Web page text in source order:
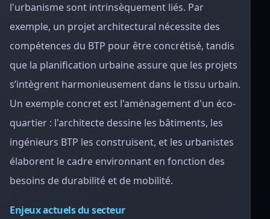
l'urbanisme sont intrinsèquement liés. Par
exemple, un projet architectural nécessite des
compétences du BTP pour être concrétisé, tandis
que la planification urbaine assure que les projets
s’intègrent harmonieusement dans le tissu urbain.
Un exemple concret est l'aménagement d'un éco-
quartier : l'architecte dessine les bâtiments, les
ingénieurs BTP les construisent, et les urbanistes
élaborent le cadre environnant en fonction des
besoins de durabilité et de mobilité.
Enjeux actuels du secteur